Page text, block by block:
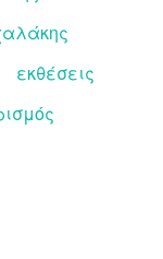
εκθέσεις